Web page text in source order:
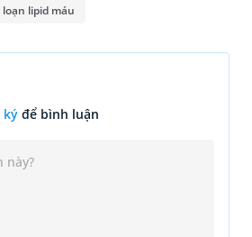
loạn lipid máu
ký để bình luận